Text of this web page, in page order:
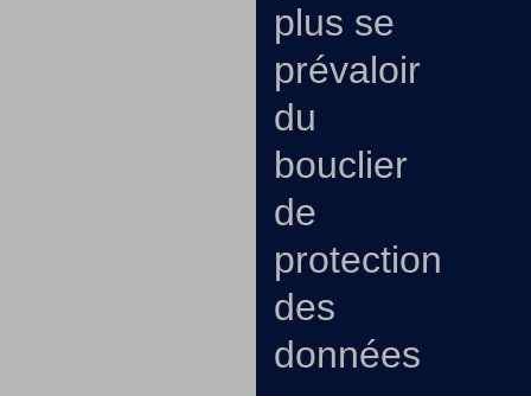
plus se
prévaloir
du
bouclier
de
protection
des
données